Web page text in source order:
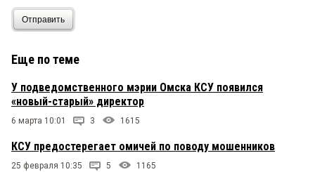
Отправить
Еще по теме
У подведомственного мэрии Омска КСУ появился
«новый-старый» директор
6 марта 10:01 3 1615
КСУ предостерегает омичей по поводу мошенников
25 февраля 10:35 5 1165